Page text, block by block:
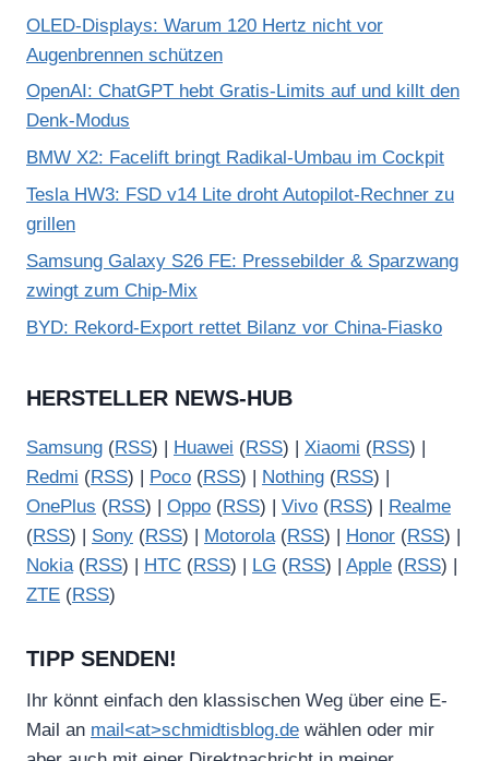
OLED-Displays: Warum 120 Hertz nicht vor
Augenbrennen schützen
OpenAI: ChatGPT hebt Gratis-Limits auf und killt den
Denk-Modus
BMW X2: Facelift bringt Radikal-Umbau im Cockpit
Tesla HW3: FSD v14 Lite droht Autopilot-Rechner zu
grillen
Samsung Galaxy S26 FE: Pressebilder & Sparzwang
zwingt zum Chip-Mix
BYD: Rekord-Export rettet Bilanz vor China-Fiasko
HERSTELLER NEWS-HUB
Samsung (RSS) | Huawei (RSS) | Xiaomi (RSS) |
Redmi (RSS) | Poco (RSS) | Nothing (RSS) |
OnePlus (RSS) | Oppo (RSS) | Vivo (RSS) |
Realme
(RSS) | Sony (RSS) | Motorola(RSS) | Honor (RSS) |
Nokia(RSS) | HTC (RSS) | LG (RSS) | Apple (RSS) |
ZTE (RSS)
TIPP SENDEN!
Ihr könnt einfach den klassischen Weg über eine E-
Mail an mail<at>schmidtisblog.de wählen oder mir